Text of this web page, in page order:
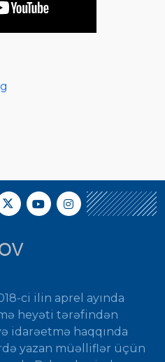
ci ilin aprel ayında
heyəti tərəfindən
idarəetmə haqqında
yazan müəlliflər üçün